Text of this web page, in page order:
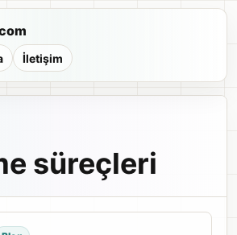
İletişim
süreçleri